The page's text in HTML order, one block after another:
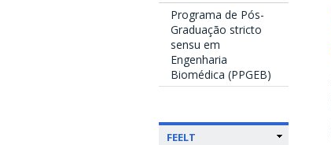
Programa de Pós-
Graduação stricto
sensu em
Engenharia
Biomédica (PPGEB)
FEELT